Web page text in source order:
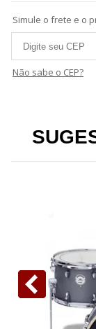
Simule o frete e o
Não sabe o CEP?